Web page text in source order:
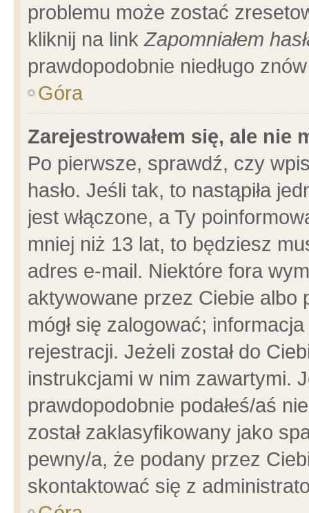
problemu może zostać
kliknij na linkZapomniałem
prawdopodobnie niedługo
Góra
Zarejestrowałem się, ale nie
Po pierwsze, sprawdź, czy
hasło. Jeśli tak, to nastąpiła
jest włączone, a Ty
mniej niż 13 lat, to będziesz
adres e-mail. Niektóre fora
aktywowane przez Ciebie albo
mógł się zalogować;
rejestracji. Jeżeli został do
instrukcjami w nim zawartymi.
prawdopodobnie podałeś/aś
został zaklasyfikowany jako
pewny/a, że podany przez
skontaktować się z